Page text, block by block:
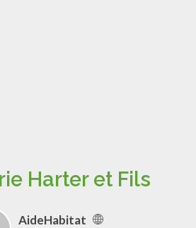
Harter et Fils
AideHabitat